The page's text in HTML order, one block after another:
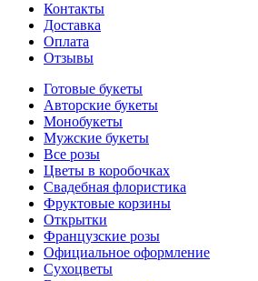
Контакты
Доставка
Оплата
Отзывы
Готовые букеты
Авторские букеты
Монобукеты
Мужские букеты
Все розы
Цветы в коробочках
Свадебная флористика
Фруктовые корзины
Открытки
Французские розы
Официальное оформление
Сухоцветы